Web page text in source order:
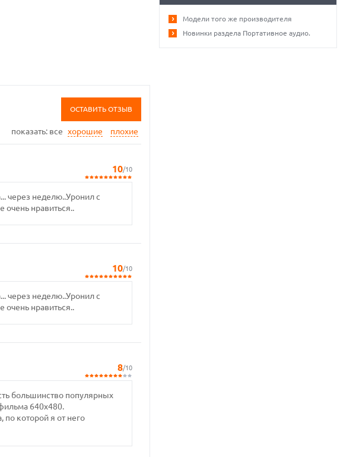
ОСТАВИТЬ ОТЗЫВ
показать: все хорошие плохие
10/10
через неделю..Уронил с
очень нравиться..
10/10
через неделю..Уронил с
очень нравиться..
8/10
большинство популярных
640х480.
которой я от него
Модели того же производителя
Новинки раздела Портативное аудио.